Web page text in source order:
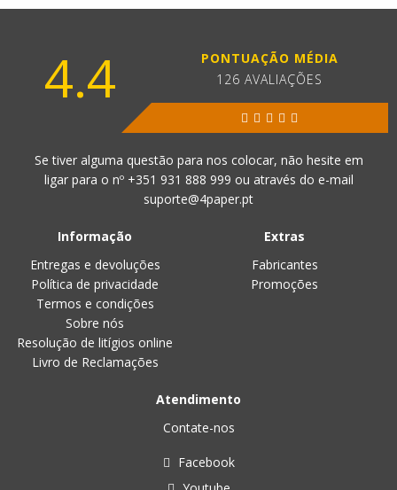
4.4
PONTUAÇÃO MÉDIA
126 AVALIAÇÕES
Se tiver alguma questão para nos colocar, não hesite em
ligar para o nº +351 931 888 999 ou através do e-mail
suporte@4paper.pt
Informação
Entregas e devoluções
Política de privacidade
Termos e condições
Sobre nós
Resolução de litígios online
Livro de Reclamações
Extras
Fabricantes
Promoções
Atendimento
Contate-nos
Facebook